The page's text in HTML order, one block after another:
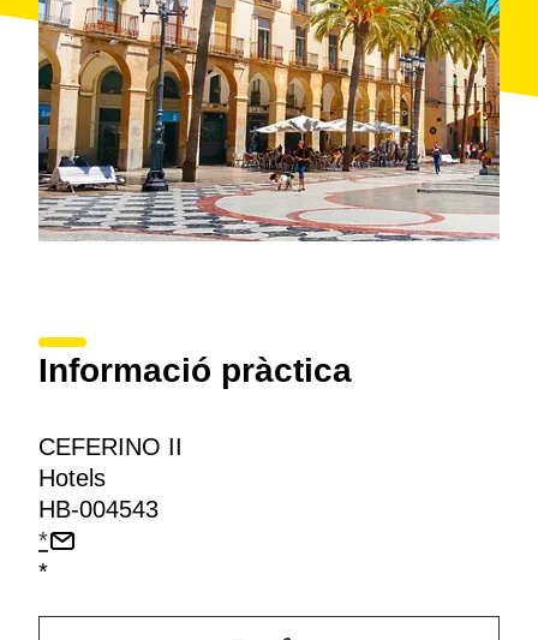
Informació pràctica
CEFERINO II
Hotels
HB-004543
*
*